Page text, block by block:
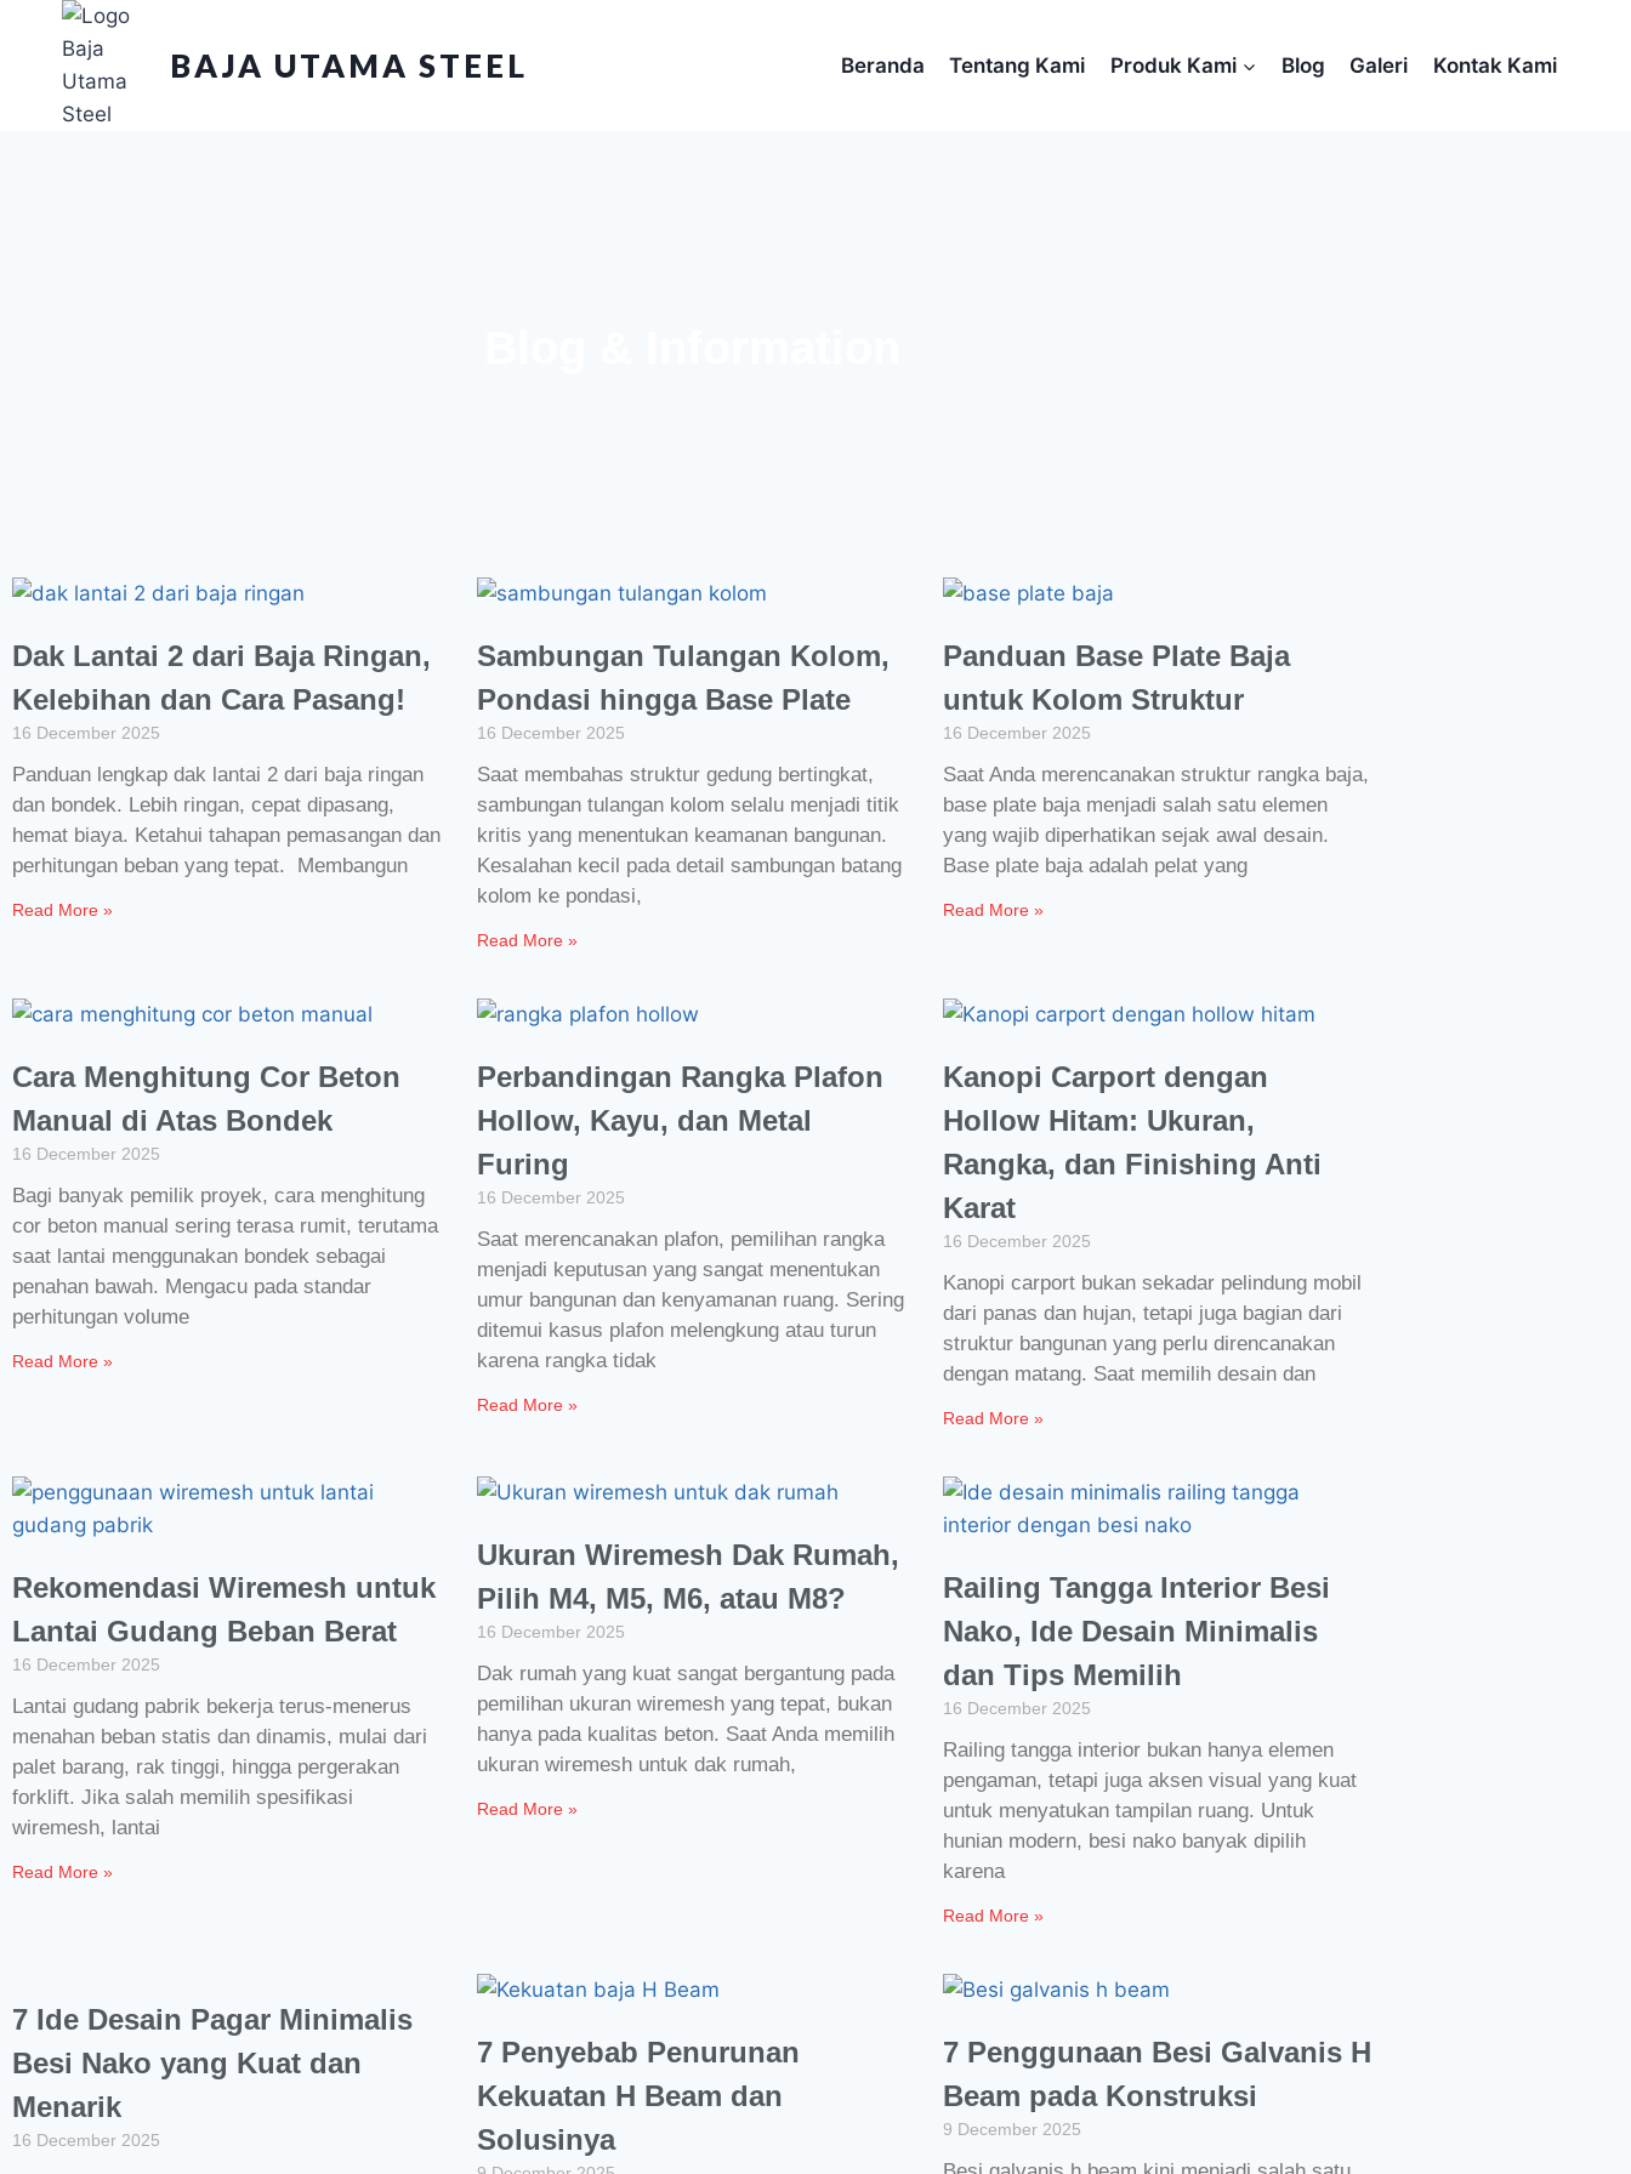
BAJA UTAMA STEEL Beranda Tentang Kami Produk Kami Blog Galeri Kontak Kami
Dak Lantai 2 dari Baja Ringan,
Kelebihan dan Cara Pasang!
16 December 2025
Panduan lengkap dak lantai 2 dari baja ringan
dan bondek. Lebih ringan, cepat dipasang,
hemat biaya. Ketahui tahapan pemasangan dan
perhitungan beban yang tepat. Membangun
Read More »
Sambungan Tulangan Kolom,
Pondasi hingga Base Plate
16 December 2025
Saat membahas struktur gedung bertingkat,
sambungan tulangan kolom selalu menjadi titik
kritis yang menentukan keamanan bangunan.​
Kesalahan kecil pada detail sambungan batang
kolom ke pondasi,
Read More »
Panduan Base Plate Baja
untuk Kolom Struktur
16 December 2025
Saat Anda merencanakan struktur rangka baja,
base plate baja menjadi salah satu elemen
yang wajib diperhatikan sejak awal desain.
Base plate baja adalah pelat yang
Read More »
Cara Menghitung Cor Beton
Manual di Atas Bondek
16 December 2025
Bagi banyak pemilik proyek, cara menghitung
cor beton manual sering terasa rumit, terutama
saat lantai menggunakan bondek sebagai
penahan bawah. Mengacu pada standar
perhitungan volume
Read More »
Perbandingan Rangka Plafon
Hollow, Kayu, dan Metal
Furing
16 December 2025
Saat merencanakan plafon, pemilihan rangka
menjadi keputusan yang sangat menentukan
umur bangunan dan kenyamanan ruang. Sering
ditemui kasus plafon melengkung atau turun
karena rangka tidak
Read More »
Kanopi Carport dengan
Hollow Hitam: Ukuran,
Rangka, dan Finishing Anti
Karat
16 December 2025
Kanopi carport bukan sekadar pelindung mobil
dari panas dan hujan, tetapi juga bagian dari
struktur bangunan yang perlu direncanakan
dengan matang. Saat memilih desain dan
Read More »
Rekomendasi Wiremesh untuk
Lantai Gudang Beban Berat
16 December 2025
Lantai gudang pabrik bekerja terus-menerus
menahan beban statis dan dinamis, mulai dari
palet barang, rak tinggi, hingga pergerakan
forklift. Jika salah memilih spesifikasi
wiremesh, lantai
Read More »
Ukuran Wiremesh Dak Rumah,
Pilih M4, M5, M6, atau M8?
16 December 2025
Dak rumah yang kuat sangat bergantung pada
pemilihan ukuran wiremesh yang tepat, bukan
hanya pada kualitas beton. Saat Anda memilih
ukuran wiremesh untuk dak rumah,
Read More »
Railing Tangga Interior Besi
Nako, Ide Desain Minimalis
dan Tips Memilih
16 December 2025
Railing tangga interior bukan hanya elemen
pengaman, tetapi juga aksen visual yang kuat
untuk menyatukan tampilan ruang. Untuk
hunian modern, besi nako banyak dipilih
karena
Read More »
7 Ide Desain Pagar Minimalis
Besi Nako yang Kuat dan
Menarik
16 December 2025
7 Penyebab Penurunan
Kekuatan H Beam dan
Solusinya
7 Penggunaan Besi Galvanis H
Beam pada Konstruksi
9 December 2025